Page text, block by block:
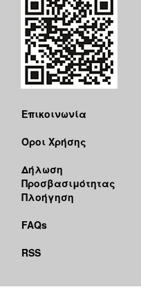
Επικοινωνία
Όροι Χρήσης
Δήλωση
Προσβασιμότητας
Πλοήγηση
FAQs
RSS